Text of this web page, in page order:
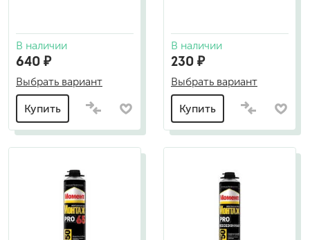
В наличии
640 ₽
Выбрать вариант
Купить
В наличии
230 ₽
Выбрать вариант
Купить